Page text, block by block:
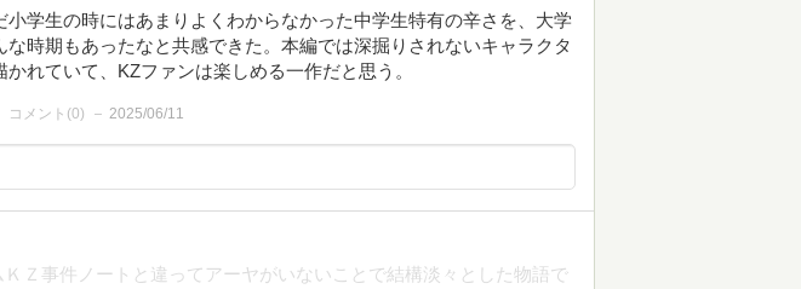
小学生の時にはあまりよくわからなかった中学生特有の辛さを、大学
な時期もあったなと共感できた。本編では深掘りされないキャラクタ
れていて、KZファンは楽しめる一作だと思う。
コメント(0) 2025/06/11
ＫＺ事件ノートと違ってアーヤがいないことで結構淡々とした物語で